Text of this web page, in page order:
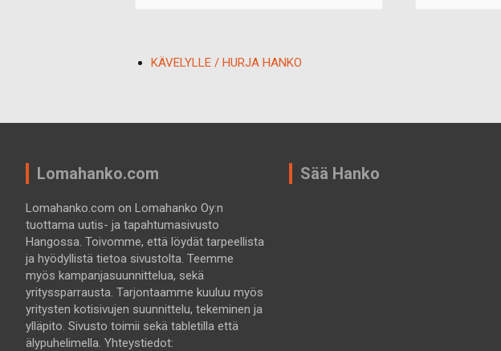
KÄVELYLLE / HURJA HANKO
Lomahanko.com
Lomahanko.com on Lomahanko Oy:n
tuottama uutis- ja tapahtumasivusto
Hangossa. Toivomme, että löydät tarpeellista
ja hyödyllistä tietoa sivustolta. Teemme
myös kampanjasuunnittelua, sekä
yrityssparrausta. Tarjontaamme kuuluu myös
yritysten kotisivujen suunnittelu, tekeminen ja
ylläpito. Sivusto toimii sekä tabletilla että
älypuhelimella. Yhteystiedot:
Sää Hanko